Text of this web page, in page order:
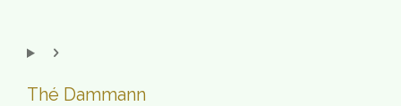
Thé Dammann